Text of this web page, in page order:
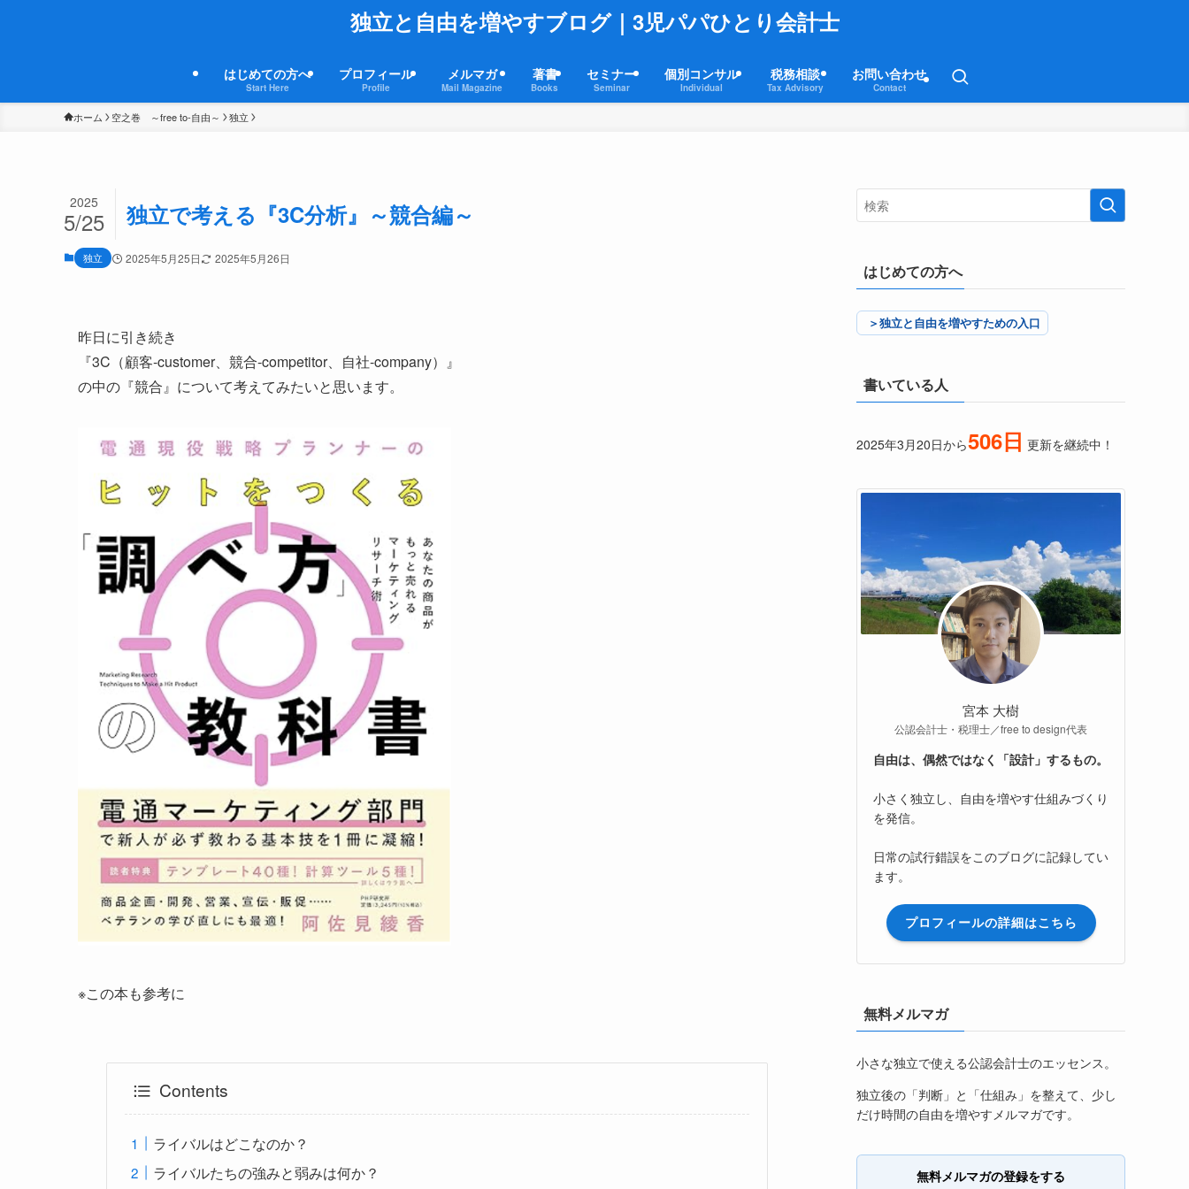
独立と自由を増やすブログ｜3児パパひとり会計士
はじめての方へ
Start Here
プロフィール
Profile
メルマガ
Mail Magazine
著書
Books
セミナー
Seminar
個別コンサル
Individual
税務相談
Tax Advisory
お問い合わせ
Contact
ホーム 空之巻 ～free to-自由～ 独立
独立で考える『3C分析』～競合編～
2025
5/25
独立 2025年5月25日 2025年5月26日
昨日に引き続き
『3C（顧客-customer、競合-competitor、自社-company）』
の中の『競合』について考えてみたいと思います。
※この本も参考に
Contents
ライバルはどこなのか？
ライバルたちの強みと弱みは何か？
はじめての方へ
＞独立と自由を増やすための入口
書いている人
2025年3月20日から506日 更新を継続中！
宮本 大樹
公認会計士・税理士／free to design代表
自由は、偶然ではなく「設計」するもの。
小さく独立し、自由を増やす仕組みづくり
を発信。
日常の試行錯誤をこのブログに記録してい
ます。
プロフィールの詳細はこちら
無料メルマガ
小さな独立で使える公認会計士のエッセンス。
独立後の「判断」と「仕組み」を整えて、少し
だけ時間の自由を増やすメルマガです。
無料メルマガの登録をする